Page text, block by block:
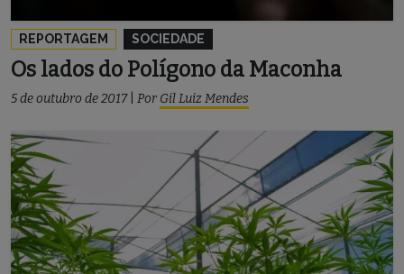
REPORTAGEM SOCIEDADE
Os lados do Polígono da Maconha
5 de outubro de 2017 Por Gil Luiz Mendes